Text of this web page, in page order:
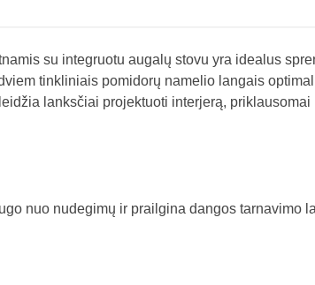
su integruotu augalų stovu yra idealus
tinkliniais pomidorų namelio langais
lanksčiai projektuoti interjerą, priklausomai
nuo nudegimų ir prailgina dangos tarnavimo